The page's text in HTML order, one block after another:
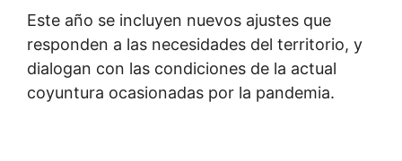
Este año se incluyen nuevos ajustes que
responden a las necesidades del territorio, y
dialogan con las condiciones de la actual
coyuntura ocasionadas por la pandemia.